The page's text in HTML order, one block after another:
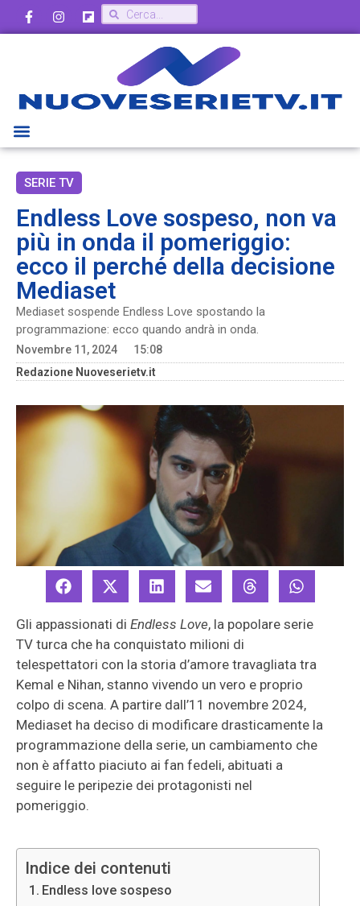
SERIE TV
Endless Love sospeso, non va
più in onda il pomeriggio:
ecco il perché della decisione
Mediaset
Mediaset sospende Endless Love spostando la
programmazione: ecco quando andrà in onda.
Novembre 11, 2024
15:08
Redazione Nuoveserietv.it
Gli appassionati di Endless Love, la popolare serie
TV turca che ha conquistato milioni di
telespettatori con la storia d’amore travagliata tra
Kemal e Nihan, stanno vivendo un vero e proprio
colpo di scena. A partire dall’11 novembre 2024,
Mediaset ha deciso di modificare drasticamente la
programmazione della serie, un cambiamento che
non è affatto piaciuto ai fan fedeli, abituati a
seguire le peripezie dei protagonisti nel
pomeriggio.
Indice dei contenuti
Endless love sospeso